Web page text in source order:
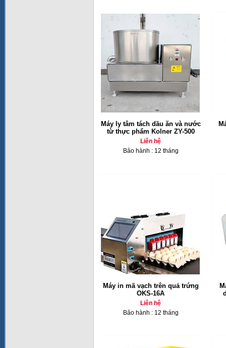
Máy ly tâm tách dầu ăn và nước
từ thực phẩm Kolner ZY-500
Liên hệ
Bảo hành : 12 tháng
Máy in mã vạch trên quả trứng
OKS-16A
Liên hệ
Bảo hành : 12 tháng